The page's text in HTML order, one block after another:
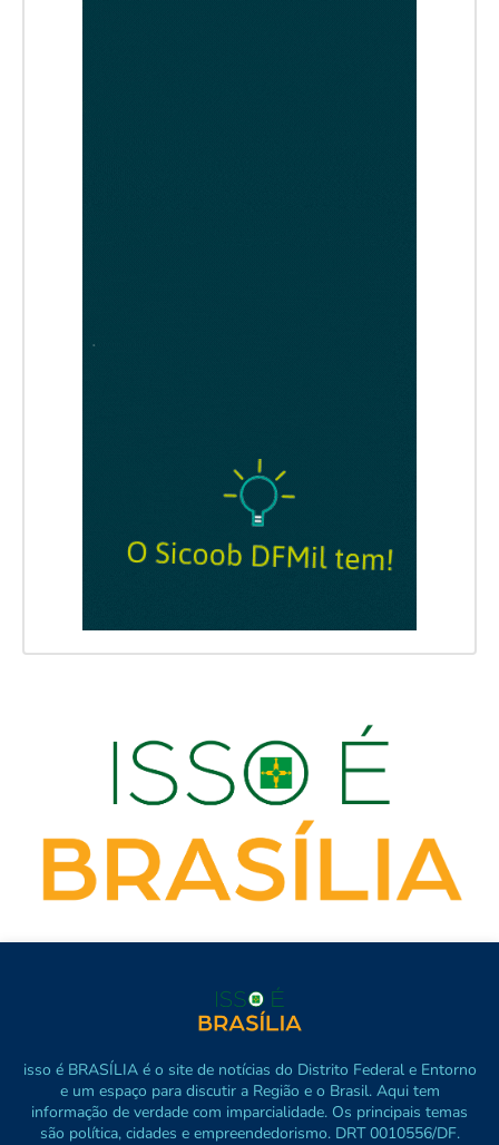
isso é BRASÍLIA é o site de notícias do Distrito Federal e Entorno
e um espaço para discutir a Região e o Brasil. Aqui tem
informação de verdade com imparcialidade. Os principais temas
são política, cidades e empreendedorismo. DRT 0010556/DF.